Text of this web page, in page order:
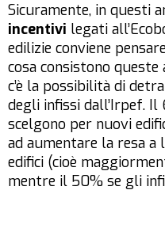
Sicuramente, in questi
incentivi legati
edilizie conviene
cosa consistono queste
c’è la possibilità di
degli infissi dall’Irpef.
scelgono per nuovi
ad aumentare la resa
edifici (cioè
mentre il 50% se gli